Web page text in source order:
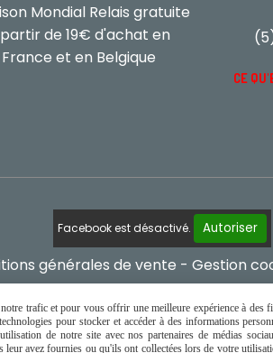
Mondial Relais gratuite
de 19€ d'achat en
France et en Belgique
CE
Facebook est désactivé. Autoriser
générales de vente Gestion
trafic et pour vous offrir une meilleure expérience à des
pour stocker et accéder à des informations
de notre site avec nos partenaires de médias
avez fournies ou qu'ils ont collectées lors de votre